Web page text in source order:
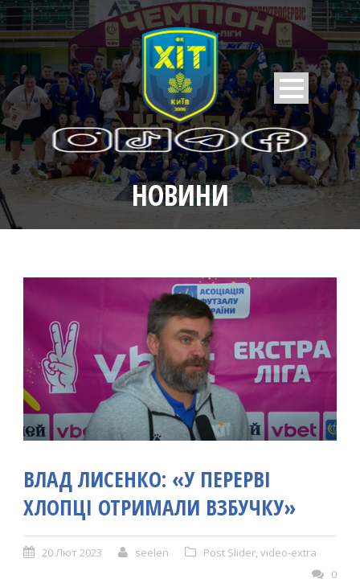
НОВИНИ
ВЛАД ЛИСЕНКО: «У ПЕРЕРВІ
ХЛОПЦІ ОТРИМАЛИ ВЗБУЧКУ»
20 Лют 2023 seelen Post Slider, video-extra
0